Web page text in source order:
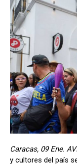
Caracas, 09 Ene.
y cultores del país